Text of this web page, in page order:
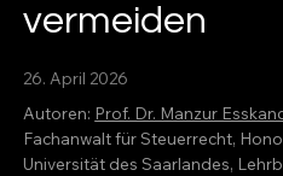
vermeiden
26. April 2026
Autoren: Prof. Dr. Manzur
Fachanwalt für Steuerrecht,
Universität des Saarlandes,